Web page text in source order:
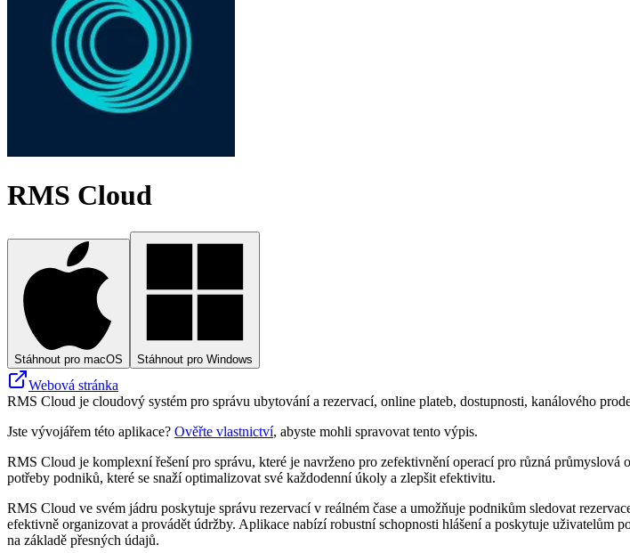
RMS Cloud
Stáhnout pro macOS Stáhnout pro Windows
Webová stránka
RMS Cloud je cloudový systém pro správu ubytování a rezervací, online plateb, dostupnosti, kanálového
Jste vývojářem této aplikace? Ověřte vlastnictví, abyste mohli spravovat tento výpis.
RMS Cloud je komplexní řešení pro správu, které je navrženo pro zefektivnění operací pro různá
potřeby podniků, které se snaží optimalizovat své každodenní úkoly a zlepšit efektivitu.
RMS Cloud ve svém jádru poskytuje správu rezervací v reálném čase a umožňuje podnikům sledovat
efektivně organizovat a provádět údržby. Aplikace nabízí robustní schopnosti hlášení a poskytuje
na základě přesných údajů.